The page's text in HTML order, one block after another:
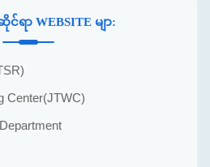
ာ WEBSITE မျာ:
Center(JTWC)